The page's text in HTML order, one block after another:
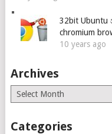
32bit
chromium
10 years ago
Archives
Archives
Categories